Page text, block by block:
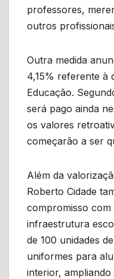
professores,
outros
Outra medida
4,15% referente à
Educação.
será pago ainda
os valores
começarão a ser
Além da
Roberto Cidade
compromisso com
infraestrutura
de 100 unidades
uniformes para
interior,